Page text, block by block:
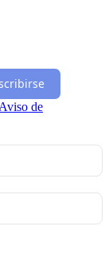
Aviso de